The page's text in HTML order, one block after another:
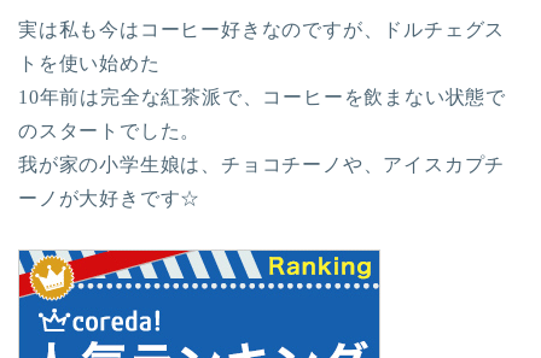
実は私も今はコーヒー好きなのですが、ドルチェグス
トを使い始めた
10年前は完全な紅茶派で、コーヒーを飲まない状態で
のスタートでした。
我が家の小学生娘は、チョコチーノや、アイスカプチ
ーノが大好きです☆